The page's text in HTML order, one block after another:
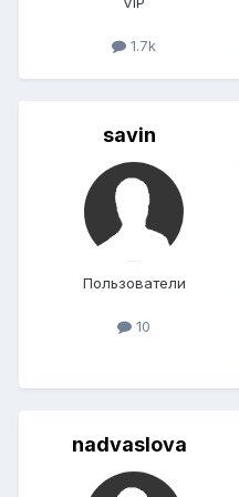
1.7k
savin
Пользователи
10
nadvaslova